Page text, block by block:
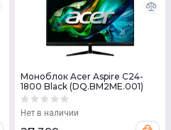
Моноблок Acer Aspire C24-
1800 Black (DQ.BM2ME.001)
Нет в наличии